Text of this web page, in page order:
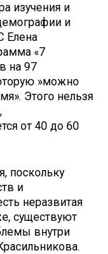
изучения и
и
Елена
«7
на 97
»можно
Этого нельзя
от 40 до 60
поскольку
и
неразвитая
существуют
внутри